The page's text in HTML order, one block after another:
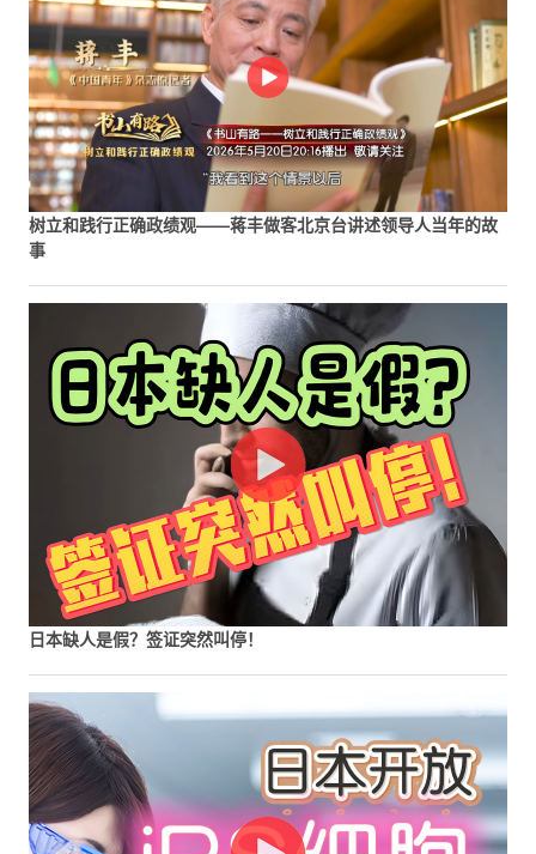
树立和践行正确政绩观——蒋丰做客北京台讲述领导人当年的故
事
日本缺人是假？签证突然叫停！